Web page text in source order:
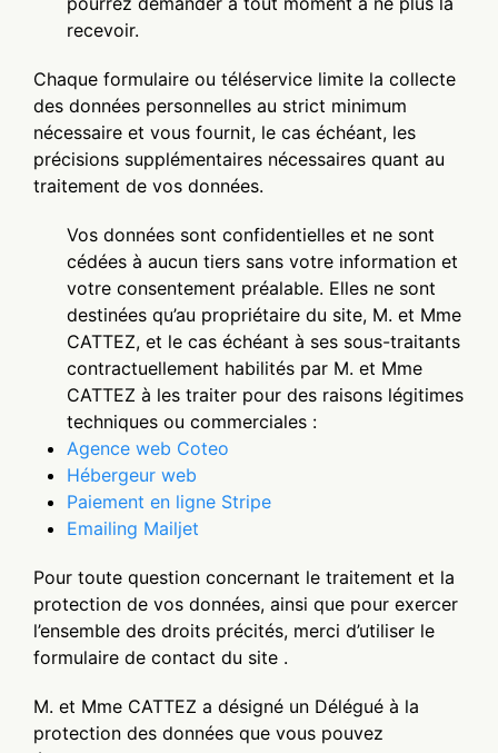
recevoir.
Chaque formulaire ou téléservice limite la collecte
des données personnelles au strict minimum
nécessaire et vous fournit, le cas échéant, les
précisions supplémentaires nécessaires quant au
traitement de vos données.
Vos données sont confidentielles et ne sont
cédées à aucun tiers sans votre information et
votre consentement préalable. Elles ne sont
destinées qu’au propriétaire du site, M. et Mme
CATTEZ, et le cas échéant à ses sous-traitants
contractuellement habilités par M. et Mme
CATTEZ à les traiter pour des raisons légitimes
techniques ou commerciales :
Agence web Coteo
Hébergeur web
Paiement en ligne Stripe
Emailing Mailjet
Pour toute question concernant le traitement et la
protection de vos données, ainsi que pour exercer
l’ensemble des droits précités, merci d’utiliser le
formulaire de contact du site .
M. et Mme CATTEZ a désigné un Délégué à la
protection des données que vous pouvez